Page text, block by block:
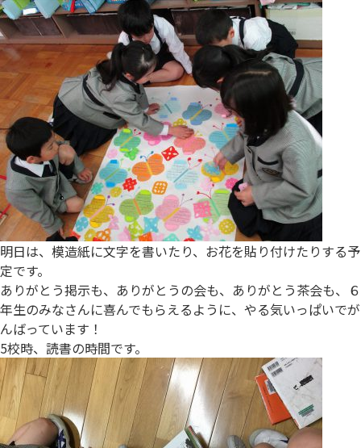
明日は、模造紙に文字を書いたり、お花を貼り付けたりする予
定です。
ありがとう掲示も、ありがとうの会も、ありがとう茶会も、６
年生のみなさんに喜んでもらえるように、やる気いっぱいでが
んばっています！
5校時、読書の時間です。